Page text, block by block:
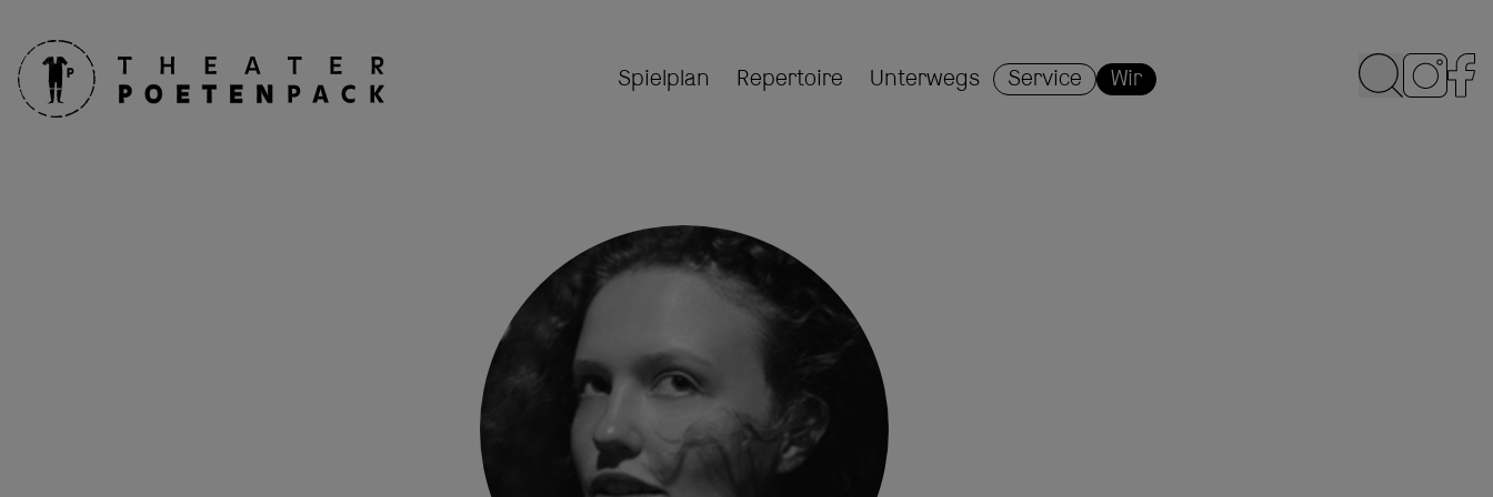
Spielplan Repertoire Unterwegs Service Wir